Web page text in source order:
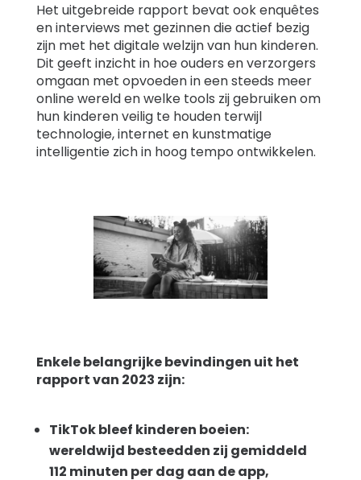
Het uitgebreide rapport bevat ook enquêtes
en interviews met gezinnen die actief bezig
zijn met het digitale welzijn van hun kinderen.
Dit geeft inzicht in hoe ouders en verzorgers
omgaan met opvoeden in een steeds meer
online wereld en welke tools zij gebruiken om
hun kinderen veilig te houden terwijl
technologie, internet en kunstmatige
intelligentie zich in hoog tempo ontwikkelen.
Enkele belangrijke bevindingen uit het
rapport van 2023 zijn:
TikTok bleef kinderen boeien:
wereldwijd besteedden zij gemiddeld
112 minuten per dag aan de app,